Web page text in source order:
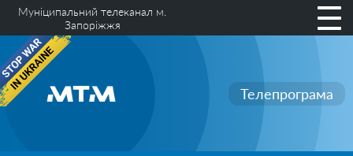
Муніципальний телеканал м.
Запоріжжя
Телепрограма